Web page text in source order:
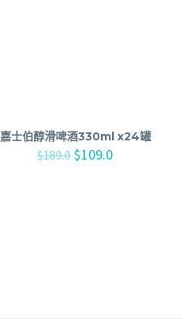
嘉士伯醇滑啤酒330ml x24罐
$189.0 $109.0